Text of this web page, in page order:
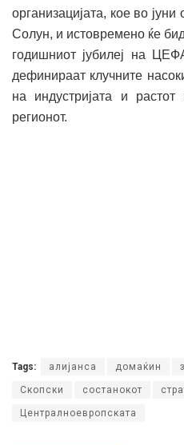
организацијата, кое во
Солун, и истовремено ќе
годишниот јубилеј на
дефинираат клучните
на индустријата и
регионот.
Tags: алијанса домаќин
Скопски состанокот
Централноевропската